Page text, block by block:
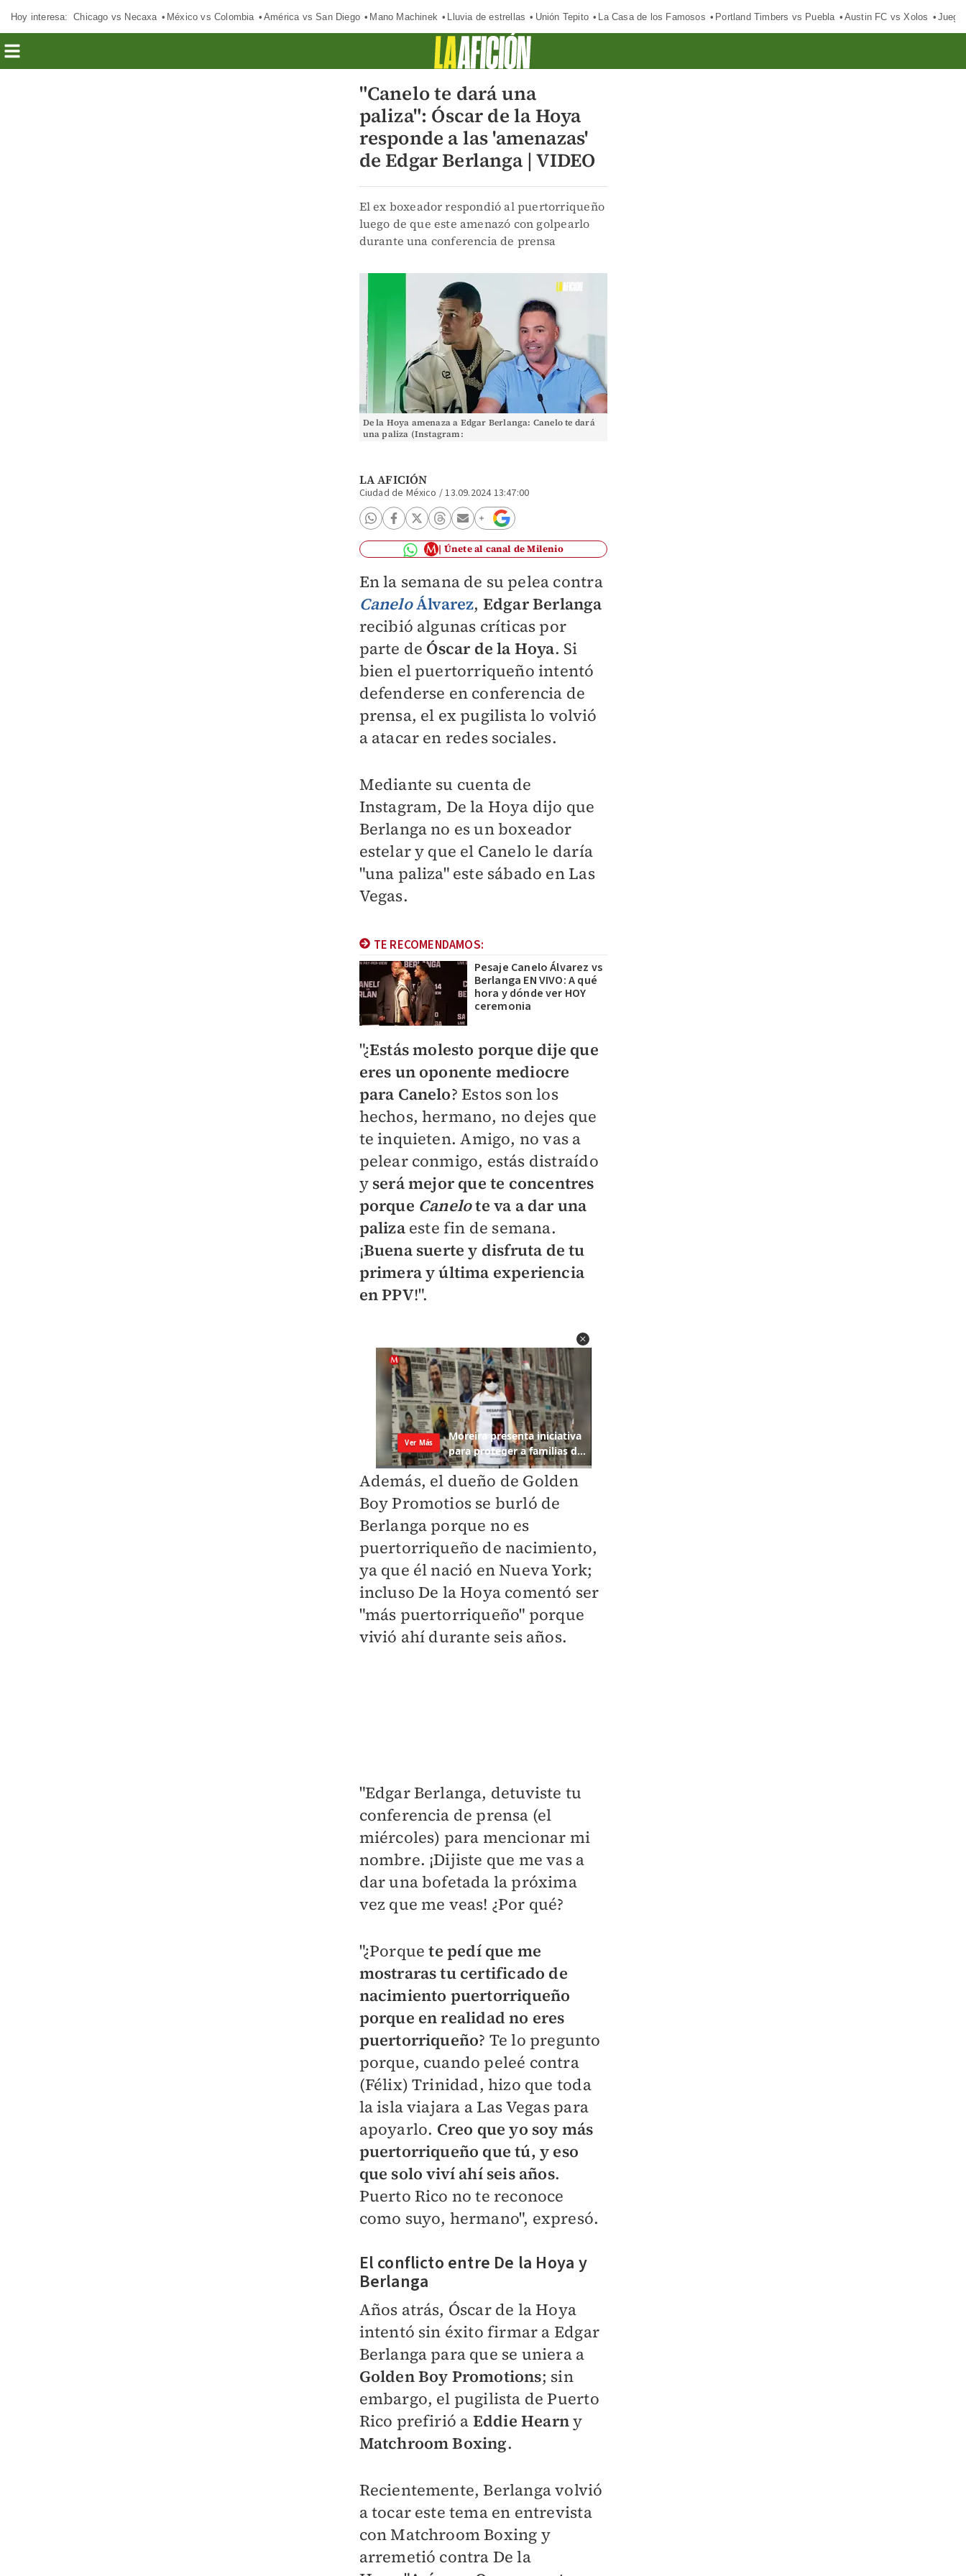
Hoy interesa: Chicago vs Necaxa México vs Colombia América vs San Diego Mano Machinek Lluvia de estrellas Unión Tepito La Casa de los Famosos Portland Timbers vs Puebla Austin FC vs Xolos
"Canelo te dará una
paliza": Óscar de la Hoya
responde a las 'amenazas'
de Edgar Berlanga | VIDEO
El ex boxeador respondió al puertorriqueño
luego de que este amenazó con golpearlo
durante una conferencia de prensa
De la Hoya amenaza a Edgar Berlanga: Canelo te dará
una paliza (Instagram:
LA AFICIÓN
Ciudad de México /13.09.2024 13:47:00
Únete al canal de Milenio
En la semana de su pelea contra
CaneloÁlvarez, Edgar Berlanga
recibió algunas críticas por
parte de Óscar de la Hoya. Si
bien el puertorriqueño intentó
defenderse en conferencia de
prensa, el ex pugilista lo volvió
a atacar en redes sociales.
Mediante su cuenta de
Instagram, De la Hoya dijo que
Berlanga no es un boxeador
estelar y que el Canelo le daría
"una paliza" este sábado en Las
Vegas.
TE RECOMENDAMOS:
Pesaje Canelo Álvarez vs
Berlanga EN VIVO: A qué
hora y dónde ver HOY
ceremonia
"¿Estás molesto porque dije que
eres un oponente mediocre
para Canelo? Estos son los
hechos, hermano, no dejes que
te inquieten.Amigo, no vas a
pelear conmigo, estás distraído
y será mejor que te concentres
porque Canelote va a dar una
paliza este fin de semana.
¡Buena suerte y disfruta de tu
primera y última experiencia
en PPV!".
Además, el dueño de Golden
Boy Promotios se burló de
Berlanga porque no es
puertorriqueño de nacimiento,
ya que él nació en Nueva York;
incluso De la Hoya comentó ser
"más puertorriqueño" porque
vivió ahí durante seis años.
"Edgar Berlanga, detuviste tu
conferencia de prensa (el
miércoles) para mencionar mi
nombre. ¡Dijiste que me vas a
dar una bofetada la próxima
vez que me veas! ¿Por qué?
"¿Porquete pedí que me
mostraras tu certificado de
nacimiento puertorriqueño
porque en realidad no eres
puertorriqueño? Te lo pregunto
porque, cuando peleé contra
(Félix) Trinidad, hizo que toda
la isla viajara a Las Vegas para
apoyarlo. Creo que yo soy más
puertorriqueño que tú, y eso
que solo viví ahí seis años.
Puerto Rico no te reconoce
como suyo, hermano", expresó.
El conflicto entre De la Hoya y
Berlanga
Años atrás, Óscar de la Hoya
intentó sin éxito firmar a Edgar
Berlanga para que se uniera a
Golden Boy Promotions; sin
embargo, el pugilista de Puerto
Rico prefirió a Eddie Hearny
Matchroom Boxing.
Recientemente, Berlanga volvió
a tocar este tema en entrevista
con Matchroom Boxing y
arremetió contra De la